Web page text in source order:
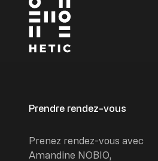
Prendre rendez-vous
Prenez rendez-vous avec
Amandine NOBIO,